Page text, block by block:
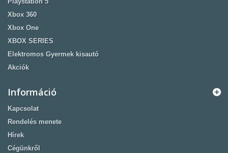
Xbox 360
Xbox One
XBOX SERIES
Elektromos Gyermek kisautó
Akciók
Információ
Kapcsolat
Rendelés menete
Hírek
Cégünkről